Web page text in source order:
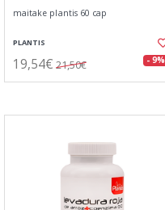
maitake plantis 60 cap
PLANTIS
19,54€ 21,50€ - 9%